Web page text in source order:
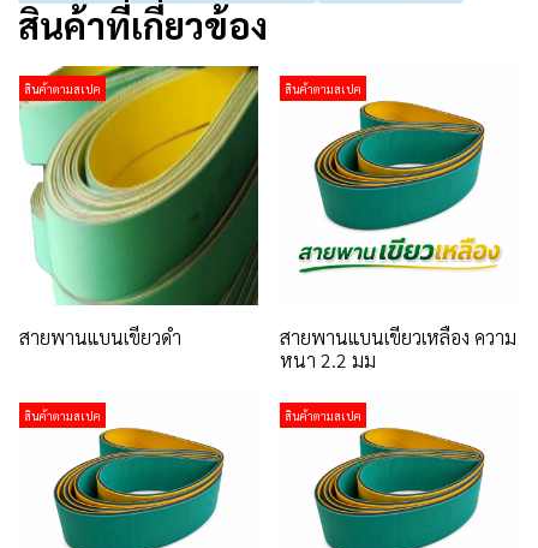
สินค้าที่เกี่ยวข้อง
สินค้าตามสเปค
สายพานแบนเขียวดำ
สินค้าตามสเปค
สายพานแบนเขียวเหลือง ความ
หนา 2.2 มม
สินค้าตามสเปค สินค้าตามสเปค